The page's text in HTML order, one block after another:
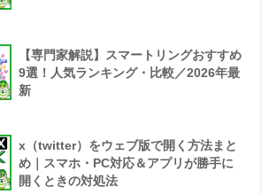
【専門家解説】スマートリングおすすめ
9選！人気ランキング・比較／2026年最
新
x（twitter）をウェブ版で開く方法まと
め｜スマホ・PC対応＆アプリが勝手に
開くときの対処法